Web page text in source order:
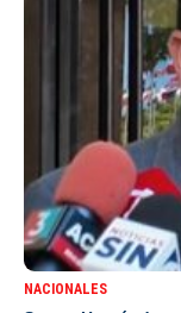
NACIONALES